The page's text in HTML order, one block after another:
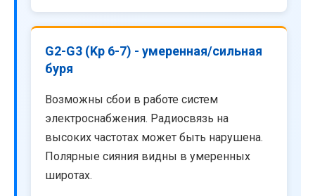
G2-G3 (Kp 6-7) - умеренная/сильная
буря
Возможны сбои в работе систем
электроснабжения. Радиосвязь на
высоких частотах может быть нарушена.
Полярные сияния видны в умеренных
широтах.